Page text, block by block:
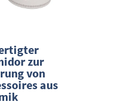
zur
von
aus